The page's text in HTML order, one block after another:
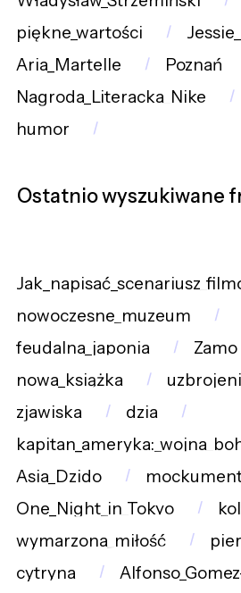
piękne_wartości
Aria_Martelle
Poznań
Nagroda_Literacka_Nike
humor
Ostatnio wyszukiwane
nowoczesne_muzeum
feudalna_japonia
Zamo
nowa_książka
zjawiska
dzia
Asia_Dzido
One_Night_in_Tokyo
wymarzona_miłość
cytryna